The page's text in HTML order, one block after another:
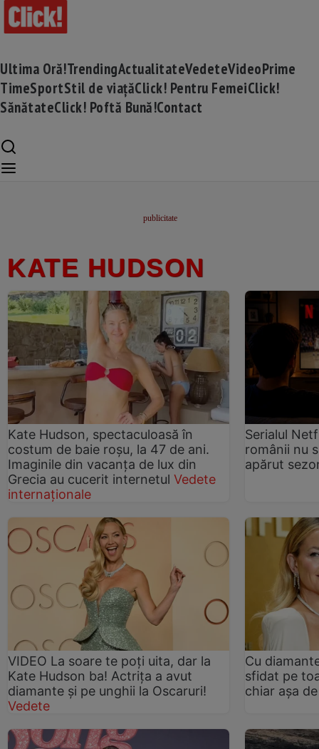
Ultima Oră!TrendingActualitateVedeteVideoPrime
TimeSportStil de viațăClick! Pentru FemeiClick!
SănătateClick! Poftă Bună!Contact
KATE HUDSON
Kate Hudson, spectaculoasă în
costum de baie roșu, la 47 de ani.
Imaginile din vacanța de lux din
Grecia au cucerit internetul Vedete
internaționale
Serialul
românii nu
apărut
VIDEO La soare te poți uita, dar la
Kate Hudson ba! Actrița a avut
diamante și pe unghii la Oscaruri!
Vedete
Cu
sfidat pe
chiar așa